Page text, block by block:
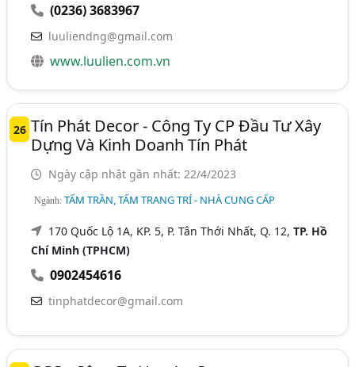
(0236) 3683967
luuliendng@gmail.com
www.luulien.com.vn
26 Tín Phát Decor - Công Ty CP Đầu Tư Xây
Dựng Và Kinh Doanh Tín Phát
Ngày cập nhật gần nhất: 22/4/2023
Ngành:TẤM TRẦN, TẤM TRANG TRÍ - NHÀ CUNG CẤP
170 Quốc Lộ 1A, KP. 5, P. Tân Thới Nhất, Q. 12,TP. Hồ
Chí Minh (TPHCM)
0902454616
tinphatdecor@gmail.com